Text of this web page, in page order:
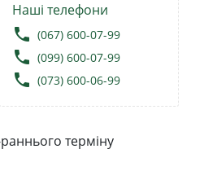
Наші телефони
local_phone (067) 600-07-99
local_phone (099) 600-07-99
local_phone (073) 600-06-99
терміну